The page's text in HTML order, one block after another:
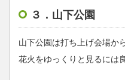
３．山下公園
山下公園は打ち上げ会場か
花火をゆっくりと見るには